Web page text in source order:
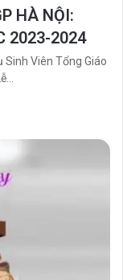
HÀ NỘI:
2023-2024
Sinh Viên Tổng Giáo